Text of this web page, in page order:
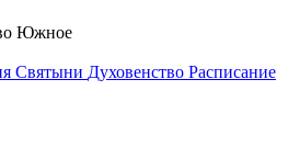
Южное
Святыни Духовенство Расписание